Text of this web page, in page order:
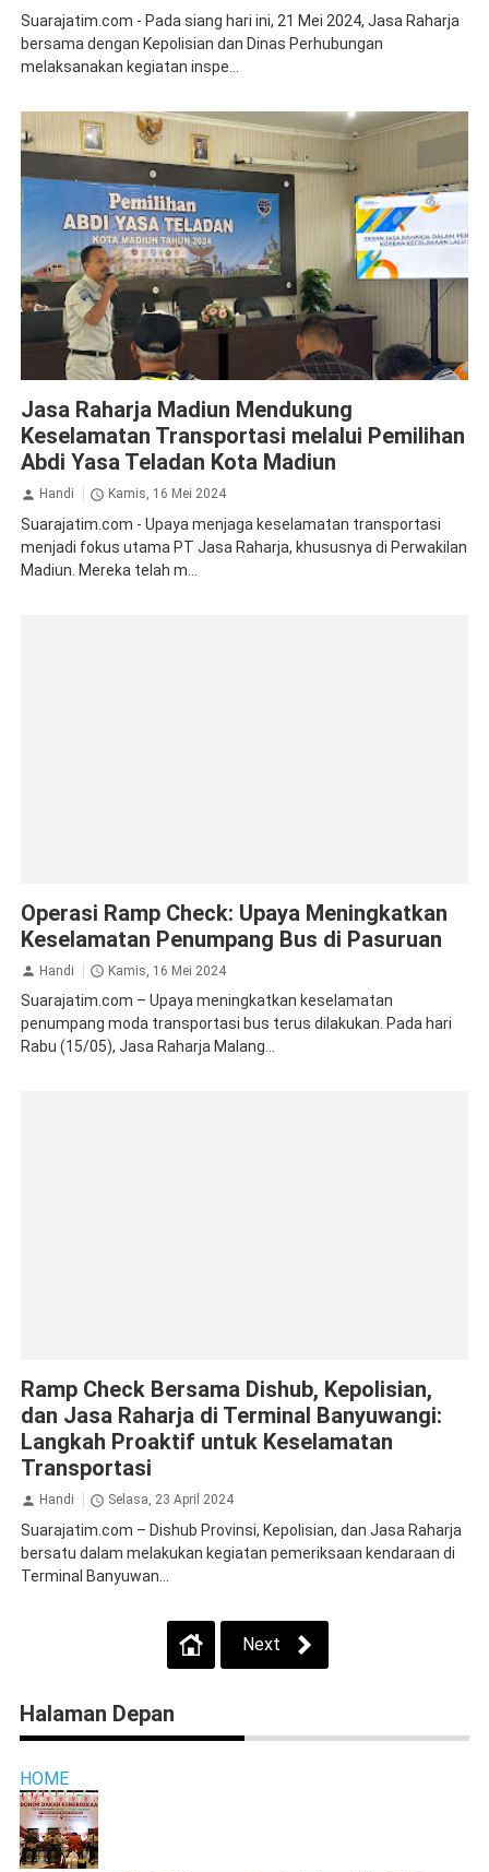
Suarajatim.com - Pada siang hari ini, 21 Mei 2024, Jasa Raharja
bersama dengan Kepolisian dan Dinas Perhubungan
melaksanakan kegiatan inspe...
Jasa Raharja Madiun Mendukung
Keselamatan Transportasi melalui Pemilihan
Abdi Yasa Teladan Kota Madiun
Handi Kamis, 16 Mei 2024
Suarajatim.com - Upaya menjaga keselamatan transportasi
menjadi fokus utama PT Jasa Raharja, khususnya di Perwakilan
Madiun. Mereka telah m...
Operasi Ramp Check: Upaya Meningkatkan
Keselamatan Penumpang Bus di Pasuruan
Handi Kamis, 16 Mei 2024
Suarajatim.com – Upaya meningkatkan keselamatan
penumpang moda transportasi bus terus dilakukan. Pada hari
Rabu (15/05), Jasa Raharja Malang...
Ramp Check Bersama Dishub, Kepolisian,
dan Jasa Raharja di Terminal Banyuwangi:
Langkah Proaktif untuk Keselamatan
Transportasi
Handi Selasa, 23 April 2024
Suarajatim.com – Dishub Provinsi, Kepolisian, dan Jasa Raharja
bersatu dalam melakukan kegiatan pemeriksaan kendaraan di
Terminal Banyuwan...
Next
Halaman Depan
HOME